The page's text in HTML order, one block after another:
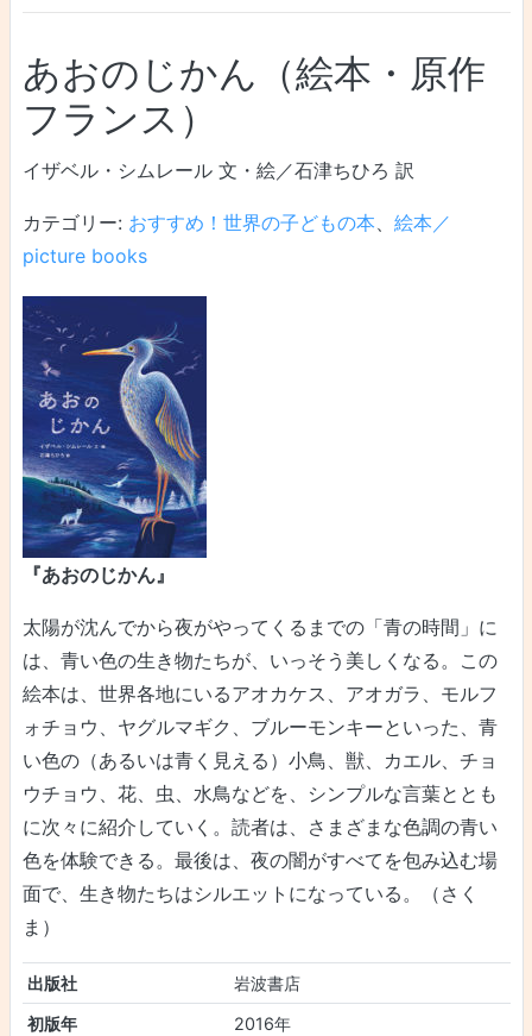
あおのじかん（絵本・原作
フランス）
イザベル・シムレール 文・絵／石津ちひろ 訳
カテゴリー: おすすめ！世界の子どもの本、 絵本／
picture books
『あおのじかん』
太陽が沈んでから夜がやってくるまでの「青の時間」に
は、青い色の生き物たちが、いっそう美しくなる。この
絵本は、世界各地にいるアオカケス、アオガラ、モルフ
ォチョウ、ヤグルマギク、ブルーモンキーといった、青
い色の（あるいは青く見える）小鳥、獣、カエル、チョ
ウチョウ、花、虫、水鳥などを、シンプルな言葉ととも
に次々に紹介していく。読者は、さまざまな色調の青い
色を体験できる。最後は、夜の闇がすべてを包み込む場
面で、生き物たちはシルエットになっている。（さく
ま）
出版社
岩波書店
初版年
2016年